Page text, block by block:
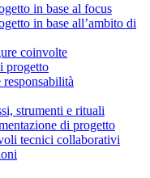
in base al focus
in base all’ambito di
coinvolte
progetto
strumenti e rituali
di progetto
tecnici collaborativi